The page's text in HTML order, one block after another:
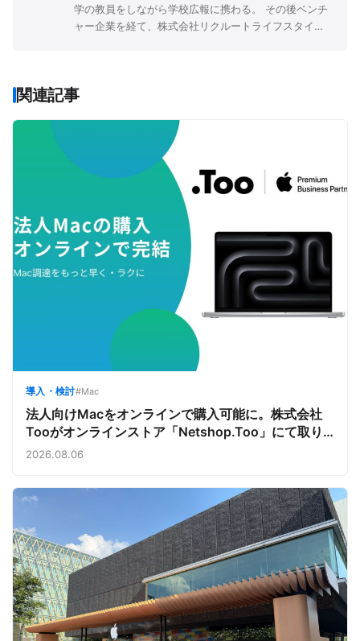
学の教員をしながら学校広報に携わる。 その後ベンチ
ャー企業を経て、株式会社リクルートライフスタイル
関連記事
導入・検討#Mac
法人向けMacをオンラインで購入可能に。株式会社
Tooがオンラインストア「Netshop.Too」にて取り
扱いをスタート。デバイス調達の手間を減らし、スピ
2026.08.06